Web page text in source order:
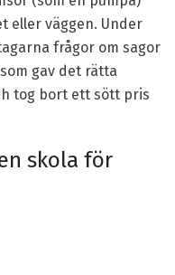
eller väggen. Under
frågor om sagor
gav det rätta
tog bort ett sött pris
skola för